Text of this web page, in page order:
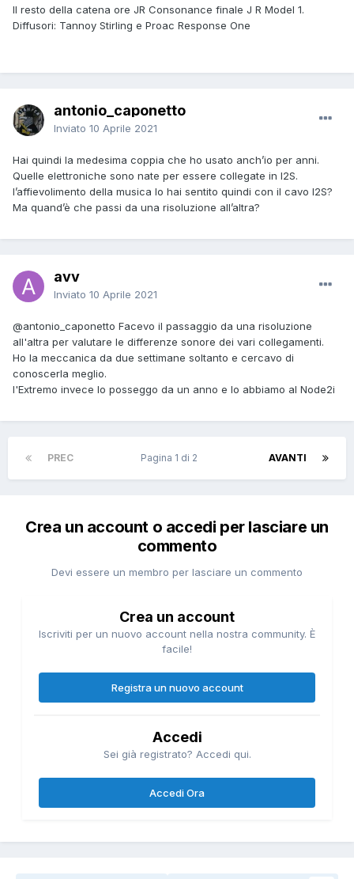
Il resto della catena ore JR Consonance finale J R Model 1.
Diffusori: Tannoy Stirling e Proac Response One
antonio_caponetto
Inviato 10 Aprile 2021
Hai quindi la medesima coppia che ho usato anch’io per anni.
Quelle elettroniche sono nate per essere collegate in I2S.
l’affievolimento della musica lo hai sentito quindi con il cavo I2S?
Ma quand’è che passi da una risoluzione all’altra?
avv
Inviato 10 Aprile 2021
@antonio_caponetto Facevo il passaggio da una risoluzione
all'altra per valutare le differenze sonore dei vari collegamenti.
Ho la meccanica da due settimane soltanto e cercavo di
conoscerla meglio.
l'Extremo invece lo posseggo da un anno e lo abbiamo al Node2i
PREC AVANTI
Pagina 1 di 2
Crea un account o accedi per lasciare un
commento
Devi essere un membro per lasciare un commento
Crea un account
Iscriviti per un nuovo account nella nostra community. È
facile!
Registra un nuovo account
Accedi
Sei già registrato? Accedi qui.
Accedi Ora